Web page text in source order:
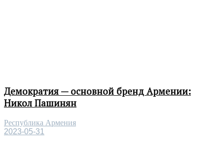
Демократия — основной бренд Армении:
Никол Пашинян
Республика Армения
2023-05-31